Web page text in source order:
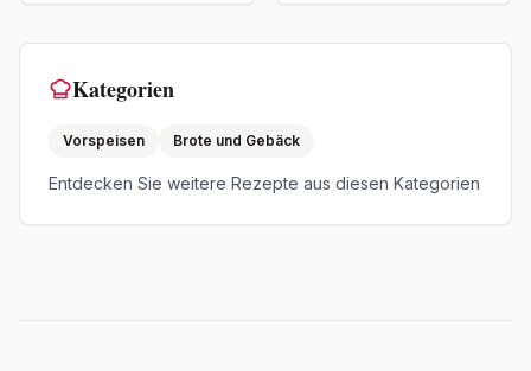
Kategorien
Vorspeisen Brote und Gebäck
Entdecken Sie weitere Rezepte aus diesen Kategorien